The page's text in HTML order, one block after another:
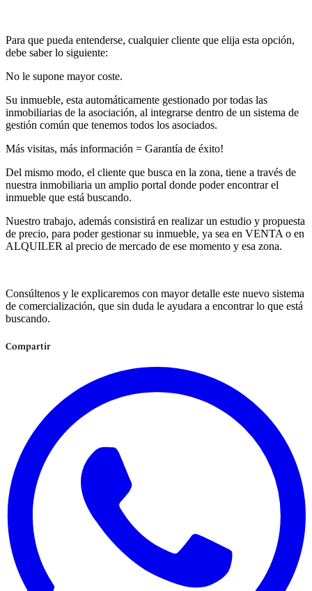
Para que pueda entenderse, cualquier cliente que elija esta opción,
debe saber lo siguiente:
No le supone mayor coste.
Su inmueble, esta automáticamente gestionado por todas las
inmobiliarias de la asociación, al integrarse dentro de un sistema de
gestión común que tenemos todos los asociados.
Más visitas, más información = Garantía de éxito!
Del mismo modo, el cliente que busca en la zona, tiene a través de
nuestra inmobiliaria un amplio portal donde poder encontrar el
inmueble que está buscando.
Nuestro trabajo, además consistirá en realizar un estudio y propuesta
de precio, para poder gestionar su inmueble, ya sea en VENTA o en
ALQUILER al precio de mercado de ese momento y esa zona.
Consúltenos y le explicaremos con mayor detalle este nuevo sistema
de comercialización, que sin duda le ayudara a encontrar lo que está
buscando.
Compartir